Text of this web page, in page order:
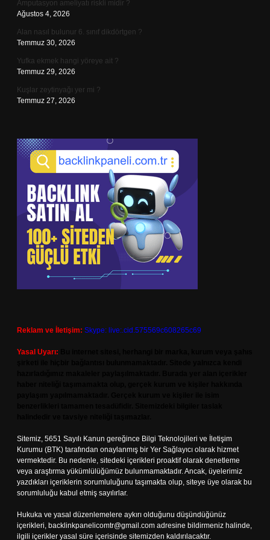
Amputasyon ameliyatı riskli midir ?
Ağustos 4, 2026
Alan nasıl bulunur 6. sınıf dikdörtgen ?
Temmuz 30, 2026
Yufka ekmek hangi yöreye ait ?
Temmuz 29, 2026
Kuşlar zeytinyağı yer mi ?
Temmuz 27, 2026
Reklam ve İletişim: Skype: live:.cid.575569c608265c69
Yasal Uyarı:
Sitemiz, 5651 Sayılı Kanun gereğince Bilgi Teknolojileri ve İletişim
Kurumu (BTK) tarafından onaylanmış bir Yer Sağlayıcı olarak hizmet
vermektedir. Bu nedenle, sitedeki içerikleri proaktif olarak denetleme
veya araştırma yükümlülüğümüz bulunmamaktadır. Ancak, üyelerimiz
yazdıkları içeriklerin sorumluluğunu taşımakta olup, siteye üye olarak bu
sorumluluğu kabul etmiş sayılırlar.
Hukuka ve yasal düzenlemelere aykırı olduğunu düşündüğünüz
içerikleri, backlinkpanelicomtr@gmail.com adresine bildirmeniz halinde,
ilgili içerikler yasal süre içerisinde sitemizden kaldırılacaktır.